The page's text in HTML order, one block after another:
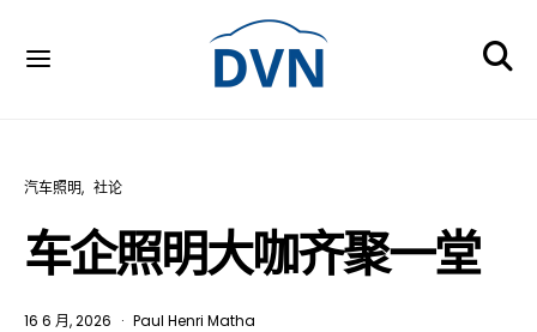
汽车照明 社论
车企照明大咖齐聚一堂
16 6 月, 2026 Paul Henri Matha